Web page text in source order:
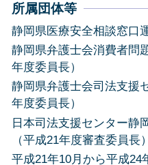
所属団体等
静岡県医療安全相談窓口
静岡県弁護士会消費者問
年度委員長）
静岡県弁護士会司法支援
年度委員長）
日本司法支援センター静
（平成21年度審査委員長）
平成21年10月から平成24